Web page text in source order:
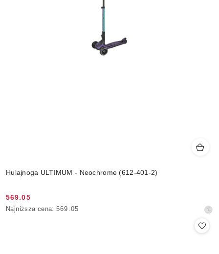
Hulajnoga ULTIMUM - Neochrome (612-401-2)
Cena
promocyjna:
569.05
Najniższa
Najniższa cena: 569.05